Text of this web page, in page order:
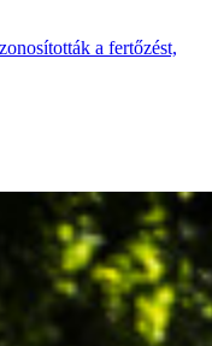
a fertőzést,